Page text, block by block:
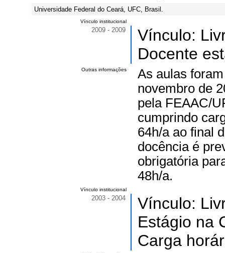
Universidade Federal do Ceará, UFC, Brasil.
Vínculo institucional
2009 - 2009
Vínculo:
Docente
Outras informações
As aulas
novembro de
pela FEAAC/
cumprindo
64h/a ao final
docência é
obrigatória
48h/a.
Vínculo institucional
2003 - 2004
Vínculo:
Estágio na
Carga